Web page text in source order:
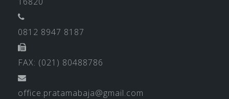
0812 8947 8187
FAX: (021) 80488786
office.pratamabaja@gmail.com